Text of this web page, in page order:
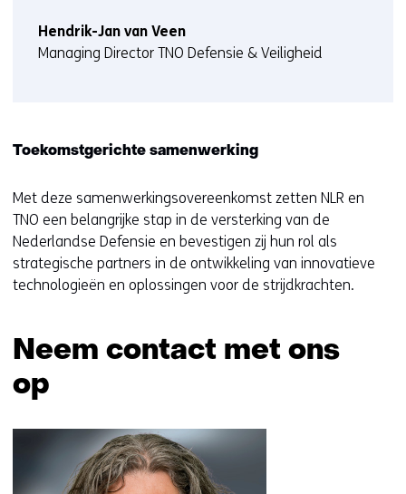
Hendrik-Jan van Veen
Managing Director TNO Defensie & Veiligheid
Toekomstgerichte samenwerking
Met deze samenwerkingsovereenkomst zetten NLR en
TNO een belangrijke stap in de versterking van de
Nederlandse Defensie en bevestigen zij hun rol als
strategische partners in de ontwikkeling van innovatieve
technologieën en oplossingen voor de strijdkrachten.
Neem contact met ons
op
navigatie
over
(Neem